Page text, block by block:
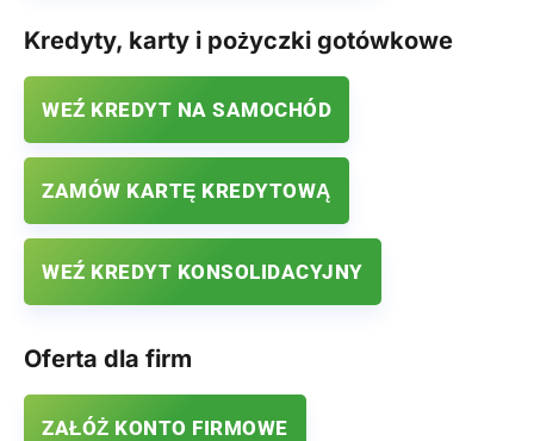
Kredyty, karty i pożyczki gotówkowe
WEŹ KREDYT NA SAMOCHÓD
ZAMÓW KARTĘ KREDYTOWĄ
WEŹ KREDYT KONSOLIDACYJNY
Oferta dla firm
ZAŁÓŻ KONTO FIRMOWE